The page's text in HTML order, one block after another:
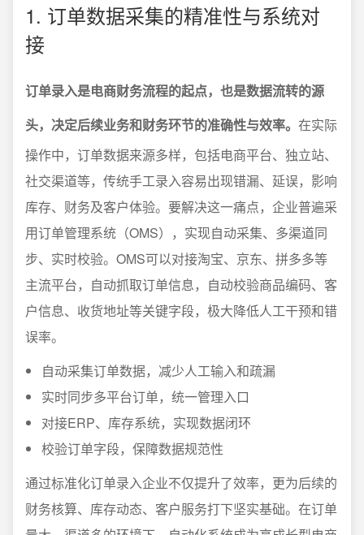
1. 订单数据采集的精准性与系统对
接
订单录入是电商财务流程的起点，也是数据流转的源
头，决定后续业务和财务环节的准确性与效率。 在实际
操作中，订单数据来源多样，包括电商平台、独立站、
社交渠道等，传统手工录入容易出现错漏、延误，影响
库存、财务及客户体验。要解决这一痛点，企业普遍采
用订单管理系统（OMS），实现自动采集、多渠道同
步、实时校验。OMS可以对接淘宝、京东、拼多多等
主流平台，自动抓取订单信息，自动校验商品编码、客
户信息、收货地址等关键字段，极大降低人工干预和错
误率。
自动采集订单数据，减少人工输入和疏漏
实时同步多平台订单，统一管理入口
对接ERP、库存系统，实现数据闭环
校验订单字段，保障数据规范性
通过标准化订单录入企业不仅提升了效率，更为后续的
财务核算、库存动态、客户服务打下坚实基础。在订单